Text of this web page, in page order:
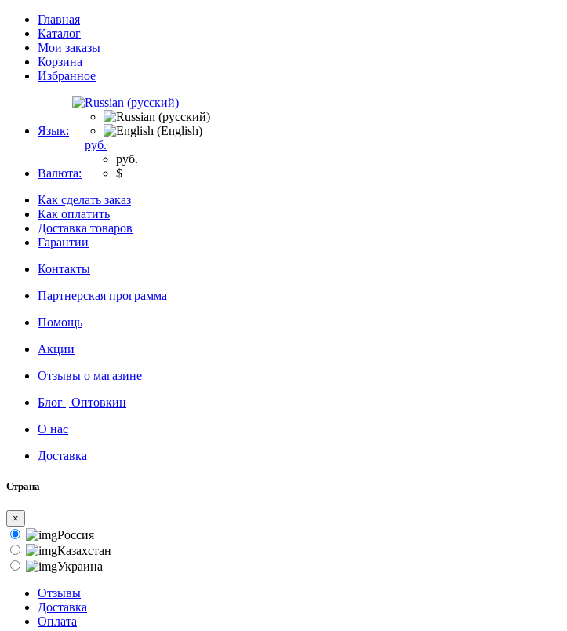
Главная
Каталог
Мои заказы
Корзина
Избранное
Язык:
Валюта:
руб.
руб.
$
Как сделать заказ
Как оплатить
Доставка товаров
Гарантии
Контакты
Партнерская программа
Помощь
Акции
Отзывы о магазине
Блог | Оптовкин
О нас
Доставка
Страна
×
Россия
Казахстан
Украина
Отзывы
Доставка
Оплата